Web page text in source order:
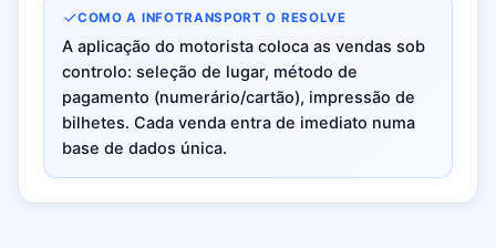
COMO A INFOTRANSPORT O RESOLVE
A aplicação do motorista coloca as vendas sob
controlo: seleção de lugar, método de
pagamento (numerário/cartão), impressão de
bilhetes. Cada venda entra de imediato numa
base de dados única.